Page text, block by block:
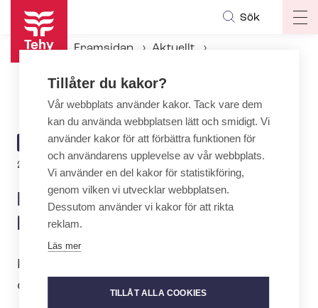
Hoppa
huvudinnehåll
Sök
Framsidan
Aktuellt
ARTICLE
CATEGORY
AKTUELLT
23.3.2022 | 7:32
Nu kan du ställa upp som
kandidat i Tehy-valet
Kan­di­dat­no­mi­ne­ring­en har inletts idag
och fortsätter till 28.2.
Tillåter du kakor?
Vår webbplats använder kakor. Tack vare dem
kan du använda webbplatsen lätt och smidigt. Vi
använder kakor för att förbättra funktionen för
och användarens upplevelse av vår webbplats.
Vi använder en del kakor för statistikföring,
genom vilken vi utvecklar webbplatsen.
Dessutom använder vi kakor för att rikta
reklam.
Läs mer
TILLÅT ALLA COOKIES